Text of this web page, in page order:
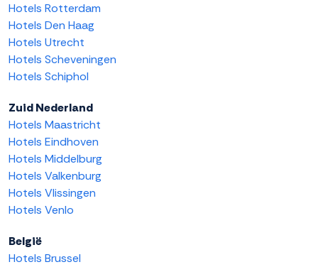
Hotels Rotterdam
Hotels Den Haag
Hotels Utrecht
Hotels Scheveningen
Hotels Schiphol
Zuid Nederland
Hotels Maastricht
Hotels Eindhoven
Hotels Middelburg
Hotels Valkenburg
Hotels Vlissingen
Hotels Venlo
België
Hotels Brussel